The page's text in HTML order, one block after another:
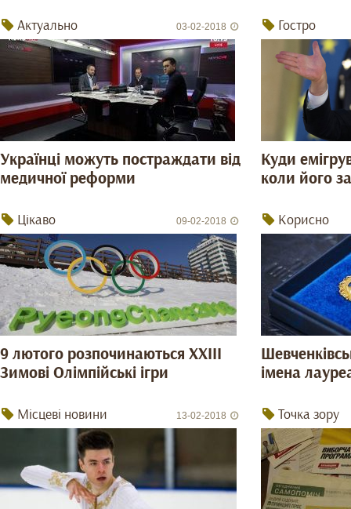
Актуально 03-02-2018
Українці можуть постраждати від
медичної реформи
Гостро
Куди
коли його
Цікаво 09-02-2018
9 лютого розпочинаються XXIII
Зимові Олімпійські ігри
Корисно
імена
Місцеві новини 13-02-2018 Точка зору